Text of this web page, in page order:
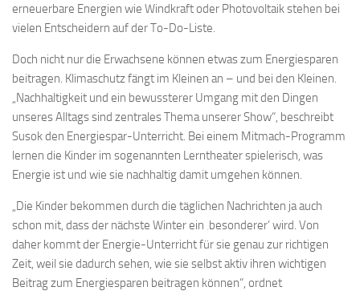
erneuerbare Energien wie Windkraft oder Photovoltaik stehen bei
vielen Entscheidern auf der To-Do-Liste.
Doch nicht nur die Erwachsene können etwas zum Energiesparen
beitragen. Klimaschutz fängt im Kleinen an – und bei den Kleinen.
„Nachhaltigkeit und ein bewussterer Umgang mit den Dingen
unseres Alltags sind zentrales Thema unserer Show“, beschreibt
Susok den Energiespar-Unterricht. Bei einem Mitmach-Programm
lernen die Kinder im sogenannten Lerntheater spielerisch, was
Energie ist und wie sie nachhaltig damit umgehen können.
„Die Kinder bekommen durch die täglichen Nachrichten ja auch
schon mit, dass der nächste Winter ein ‚besonderer‘ wird. Von
daher kommt der Energie-Unterricht für sie genau zur richtigen
Zeit, weil sie dadurch sehen, wie sie selbst aktiv ihren wichtigen
Beitrag zum Energiesparen beitragen können“, ordnet